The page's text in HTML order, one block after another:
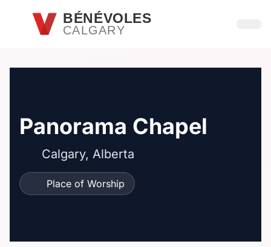
Passer au contenu principal
BÉNÉVOLES
CALGARY
Panorama Chapel
Calgary, Alberta
Place of Worship